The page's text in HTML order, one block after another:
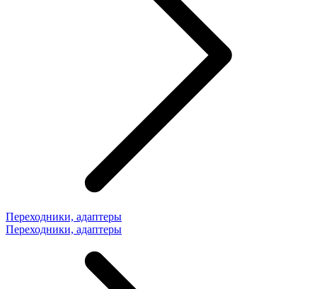
Переходники, адаптеры
Переходники, адаптеры